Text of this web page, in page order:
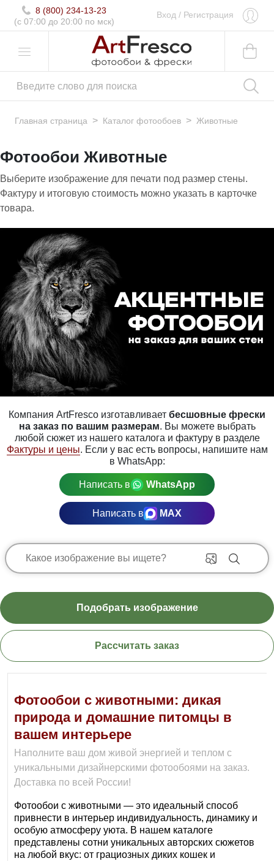
8 (800) 234-13-23
(c 07:00 до 20:00 по мск)
Вход / Регистрация
Главная страница > Каталог фотообоев > Животные
Фотообои Животные
Выберите изображение для печати под размер стены.
Фактуру и итоговую стоимость можно указать в карточке
товара.
Компания ArtFresco изготавливает бесшовные фрески
на заказ по вашим размерам. Вы можете выбрать
любой сюжет из нашего каталога и фактуру в разделе
Фактуры и цены. Если у вас есть вопросы, напишите нам
в WhatsApp:
Написать в WhatsApp
Написать в MAX
Подобрать изображение
Рассчитать заказ
Фотообои с животными: дикая
природа и домашние питомцы в
вашем интерьере
Наполните ваш дом живой энергией и теплом с
уникальными дизайнерскими фотообоями на заказ.
Доставка по всей России!
Фотообои с животными — это идеальный способ
привнести в интерьер индивидуальность, динамику и
особую атмосферу уюта. В нашем каталоге
представлены сотни уникальных авторских сюжетов
на любой вкус: от грациозных диких кошек и